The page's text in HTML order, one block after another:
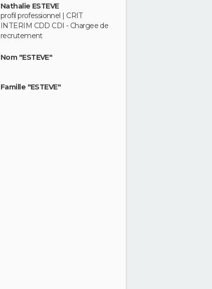
Nathalie ESTEVE
profil professionnel | CRIT
INTERIM CDD CDI - Chargee de
recrutement
Nom "ESTEVE"
Famille "ESTEVE"